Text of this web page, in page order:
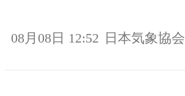
08月08日 12:52 日本気象協会